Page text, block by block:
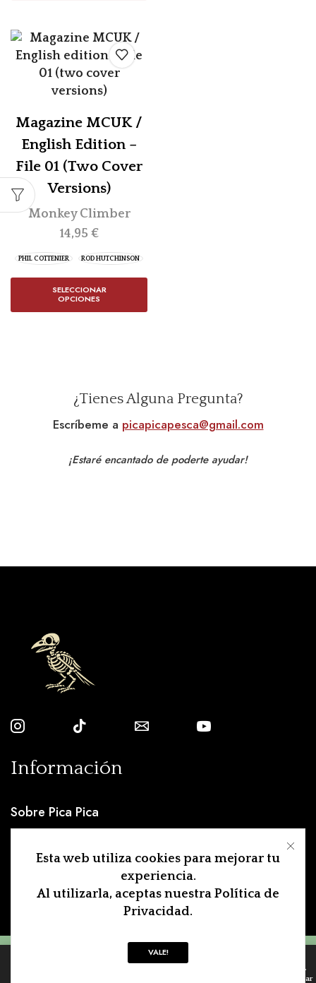
Magazine MCUK /
English Edition –
File 01 (two Cover
Versions)
Monkey Climber
14,95 €
PHIL COTTENIER ROD HUTCHINSON
SELECCIONAR
OPCIONES
¿Tienes Alguna Pregunta?
Escríbeme a picapicapesca@gmail.com
¡Estaré encantado de poderte ayudar!
Información
Sobre Pica Pica
Contacto
8theme
Buscar
Esta web utiliza cookies para mejorar tu
experiencia.
Al utilizarla, aceptas nuestra Política de
Privacidad.
VALE!